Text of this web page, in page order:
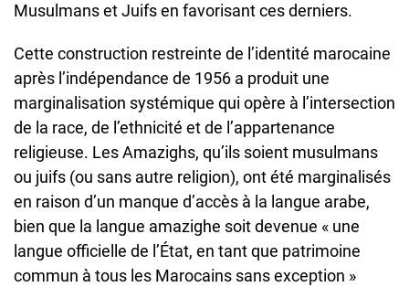
Musulmans et Juifs en favorisant ces derniers.
Cette construction restreinte de l’identité marocaine
après l’indépendance de 1956 a produit une
marginalisation systémique qui opère à l’intersection
de la race, de l’ethnicité et de l’appartenance
religieuse. Les Amazighs, qu’ils soient musulmans
ou juifs (ou sans autre religion), ont été marginalisés
en raison d’un manque d’accès à la langue arabe,
bien que la langue amazighe soit devenue « une
langue officielle de l’État, en tant que patrimoine
commun à tous les Marocains sans exception »